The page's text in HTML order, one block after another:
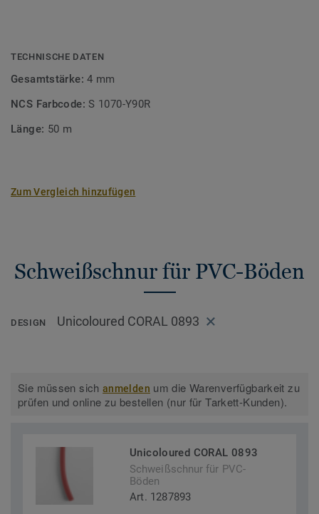
TECHNISCHE DATEN
Gesamtstärke:4 mm
NCS Farbcode:S 1070-Y90R
Länge: 50 m
Zum Vergleich hinzufügen
Schweißschnur für PVC-Böden
DESIGN Unicoloured CORAL 0893
Sie müssen sichanmelden um die Warenverfügbarkeit zu
prüfen und online zu bestellen (nur für Tarkett-Kunden).
Unicoloured CORAL 0893
Schweißschnur für PVC-
Böden
Art. 1287893